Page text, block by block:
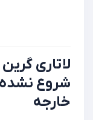
شروع
خارجه